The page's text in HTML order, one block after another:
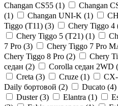
Changan CS55 (1) Changan
(1) Changan UNI-K (1)
Tiggo (Т11) (3) Chery Tiggo 4
Chery Tiggo 5 (Т21) (1)
7 Pro (3) Chery Tiggo 7 Pro
Chery Tiggo 8 Pro (2) Chery
седан (2) Corolla седан 2WD (
Creta (3) Cruze (1)
Daily бортовой (2) Ducato (4)
Duster (3) Elantra (1)